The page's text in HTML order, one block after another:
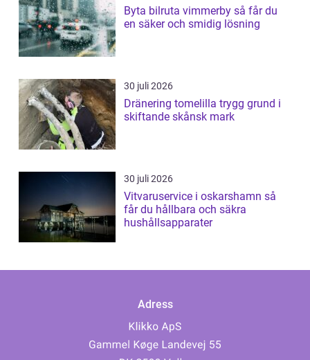
Byta bilruta vimmerby så får du
en säker och smidig lösning
30 juli 2026
Dränering tomelilla trygg grund i
skiftande skånsk mark
30 juli 2026
Vitvaruservice i oskarshamn så
får du hållbara och säkra
hushållsapparater
Adress